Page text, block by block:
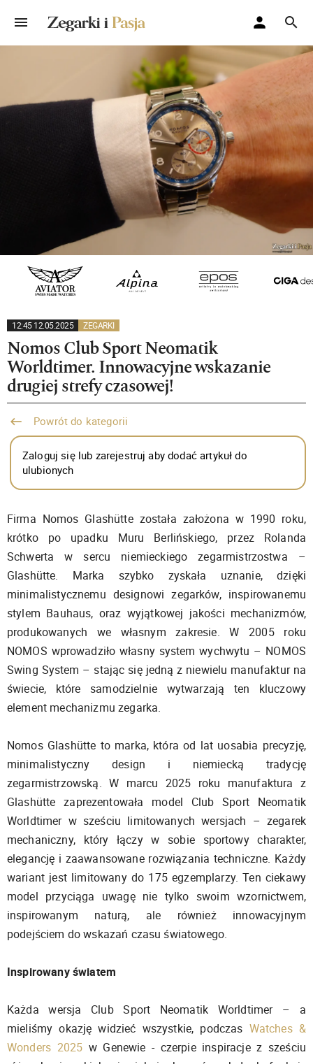
12:45 12.05.2025 ZEGARKI
Nomos Club Sport Neomatik
Worldtimer. Innowacyjne wskazanie
drugiej strefy czasowej!
Powrót do kategorii
Zaloguj się lub zarejestruj aby dodać artykuł do
ulubionych
Firma Nomos Glashütte została założona w 1990 roku,
krótko po upadku Muru Berlińskiego, przez Rolanda
Schwerta w sercu niemieckiego zegarmistrzostwa –
Glashütte. Marka szybko zyskała uznanie, dzięki
minimalistycznemu designowi zegarków, inspirowanemu
stylem Bauhaus, oraz wyjątkowej jakości mechanizmów,
produkowanych we własnym zakresie. W 2005 roku
NOMOS wprowadziło własny system wychwytu – NOMOS
Swing System – stając się jedną z niewielu manufaktur na
świecie, które samodzielnie wytwarzają ten kluczowy
element mechanizmu zegarka.
Nomos Glashütte to marka, która od lat uosabia precyzję,
minimalistyczny design i niemiecką tradycję
zegarmistrzowską. W marcu 2025 roku manufaktura z
Glashütte zaprezentowała model Club Sport Neomatik
Worldtimer w sześciu limitowanych wersjach – zegarek
mechaniczny, który łączy w sobie sportowy charakter,
elegancję i zaawansowane rozwiązania techniczne. Każdy
wariant jest limitowany do 175 egzemplarzy. Ten ciekawy
model przyciąga uwagę nie tylko swoim wzornictwem,
inspirowanym naturą, ale również innowacyjnym
podejściem do wskazań czasu światowego.
Inspirowany światem
Każda wersja Club Sport Neomatik Worldtimer – a
mieliśmy okazję widzieć wszystkie, podczas Watches &
Wonders 2025 w Genewie - czerpie inspiracje z sześciu